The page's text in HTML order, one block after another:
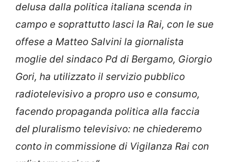
delusa dalla politica italiana scenda in
campo e soprattutto lasci la Rai, con le sue
offese a Matteo Salvini la giornalista
moglie del sindaco Pd di Bergamo, Giorgio
Gori, ha utilizzato il servizio pubblico
radiotelevisivo a propro uso e consumo,
facendo propaganda politica alla faccia
del pluralismo televisivo: ne chiederemo
conto in commissione di Vigilanza Rai con